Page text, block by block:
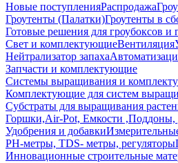
Новые поступленияРаспродажа
Гроутенты (Палатки)Гроутенты в
Готовые решения для гроубоксов и
Свет и комплектующиеВентиляция
Нейтрализатор запаха
Запчасти и комплектующие
Системы выращивания и
Комплектующие для систем
Субстраты для выращивания
Горшки,Air-Pot, Емкости ,Поддоны,
Удобрения и добавки
РН-метры, TDS- метры, регуляторы
Инновационные строительные